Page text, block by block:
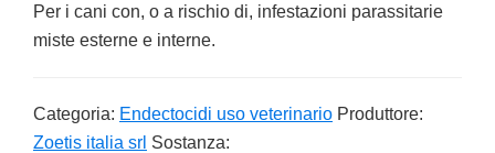
Per i cani con, o a rischio di, infestazioni parassitarie
miste esterne e interne.
Categoria: Endectocidi uso veterinario Produttore:
Zoetis italia srl Sostanza: